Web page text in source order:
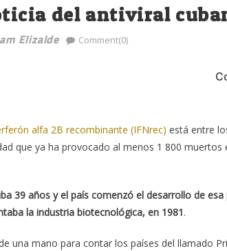
del antiviral
Elizalde Comment(0)
alfa 2B recombinante (IFNrec) está entre
que ya ha provocado al menos 1 800 muertos
39 años y el país comenzó el desarrollo de
la industria biotecnológica, en 1981.
una mano para contar los países del llamado